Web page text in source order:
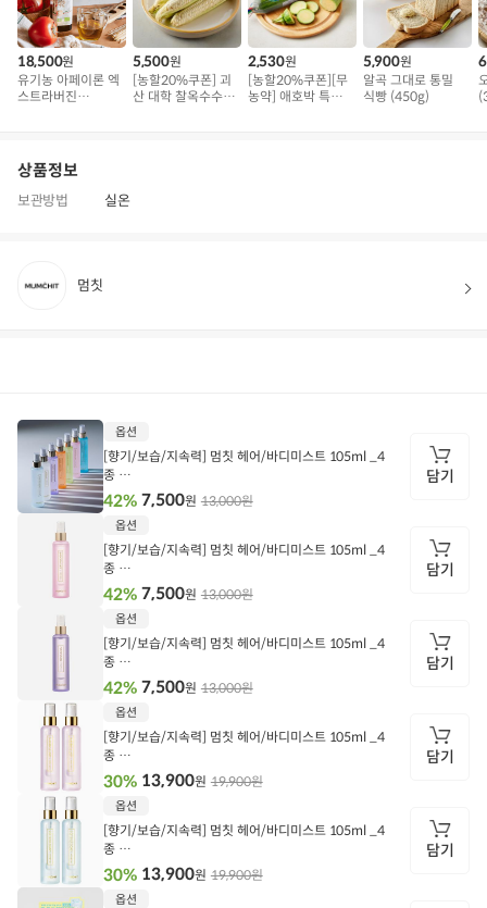
18,500원
유기농 아페이론 엑
스트라버진
5,500원
[농할20%쿠폰] 괴
산 대학 찰옥수수 5
2,530원
[농할20%쿠폰][무
농약] 애호박 특품
5,900원
알곡 그대로 통밀
식빵 (450g)
상품정보
보관방법 실온
멈칫
상
품
담
옵션
[향기/보습/지속력] 멈칫 헤어/바디미스트 105ml _4
종
멈칫 헤어/바디미스트_라이트블루105ml
13,000원
42% 7,500원
담기
옵션
[향기/보습/지속력] 멈칫 헤어/바디미스트 105ml _4
종
멈칫 헤어/바디미스트_마젠타레이디105ml
13,000원
42% 7,500원
담기
옵션
[향기/보습/지속력] 멈칫 헤어/바디미스트 105ml _4
종
멈칫 헤어/바디미스트_퍼플머스크105ml
13,000원
42% 7,500원
담기
옵션
[향기/보습/지속력] 멈칫 헤어/바디미스트 105ml _4
종
멈칫 헤어/바디미스트_마젠타레이디 (2개입)
19,900원
30% 13,900원
담기
담
옵션
[향기/보습/지속력] 멈칫 헤어/바디미스트 105ml _4
종
멈칫 헤어/바디미스트_소프트블루솝 (2개입)
19,900원
30% 13,900원
담기
옵션